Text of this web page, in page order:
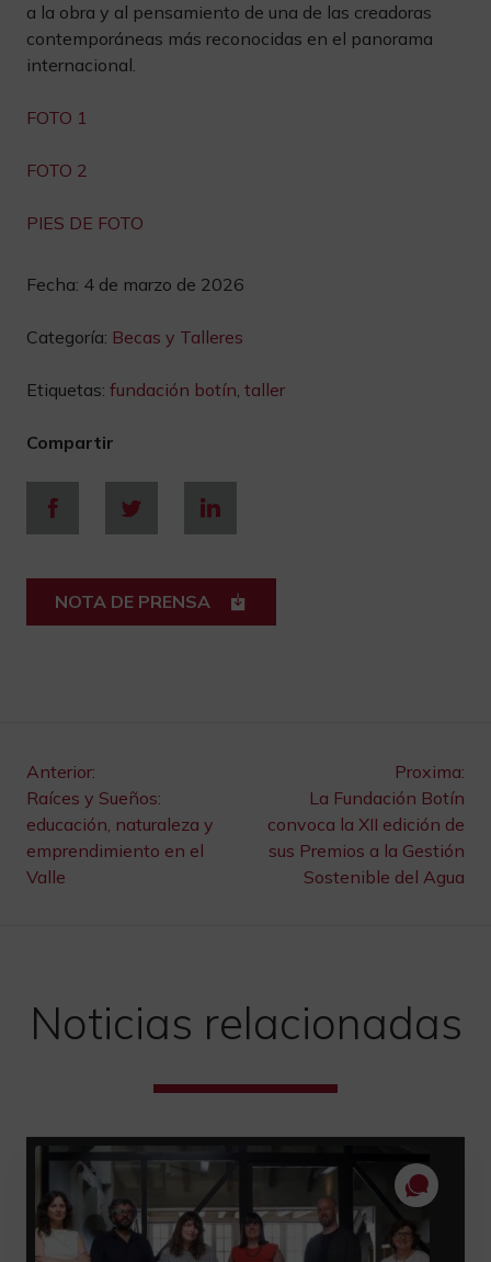
a la obra y al pensamiento de una de las creadoras
contemporáneas más reconocidas en el panorama
internacional.
FOTO 1
FOTO 2
PIES DE FOTO
Fecha: 4 de marzo de 2026
Categoría: Becas y Talleres
Etiquetas: fundación botín, taller
Compartir
NOTA DE PRENSA
Navegación
de
entradas
Anterior:
Raíces y Sueños:
educación, naturaleza y
emprendimiento en el
Valle
Proxima:
La Fundación Botín
convoca la XII edición de
sus Premios a la Gestión
Sostenible del Agua
Noticias relacionadas